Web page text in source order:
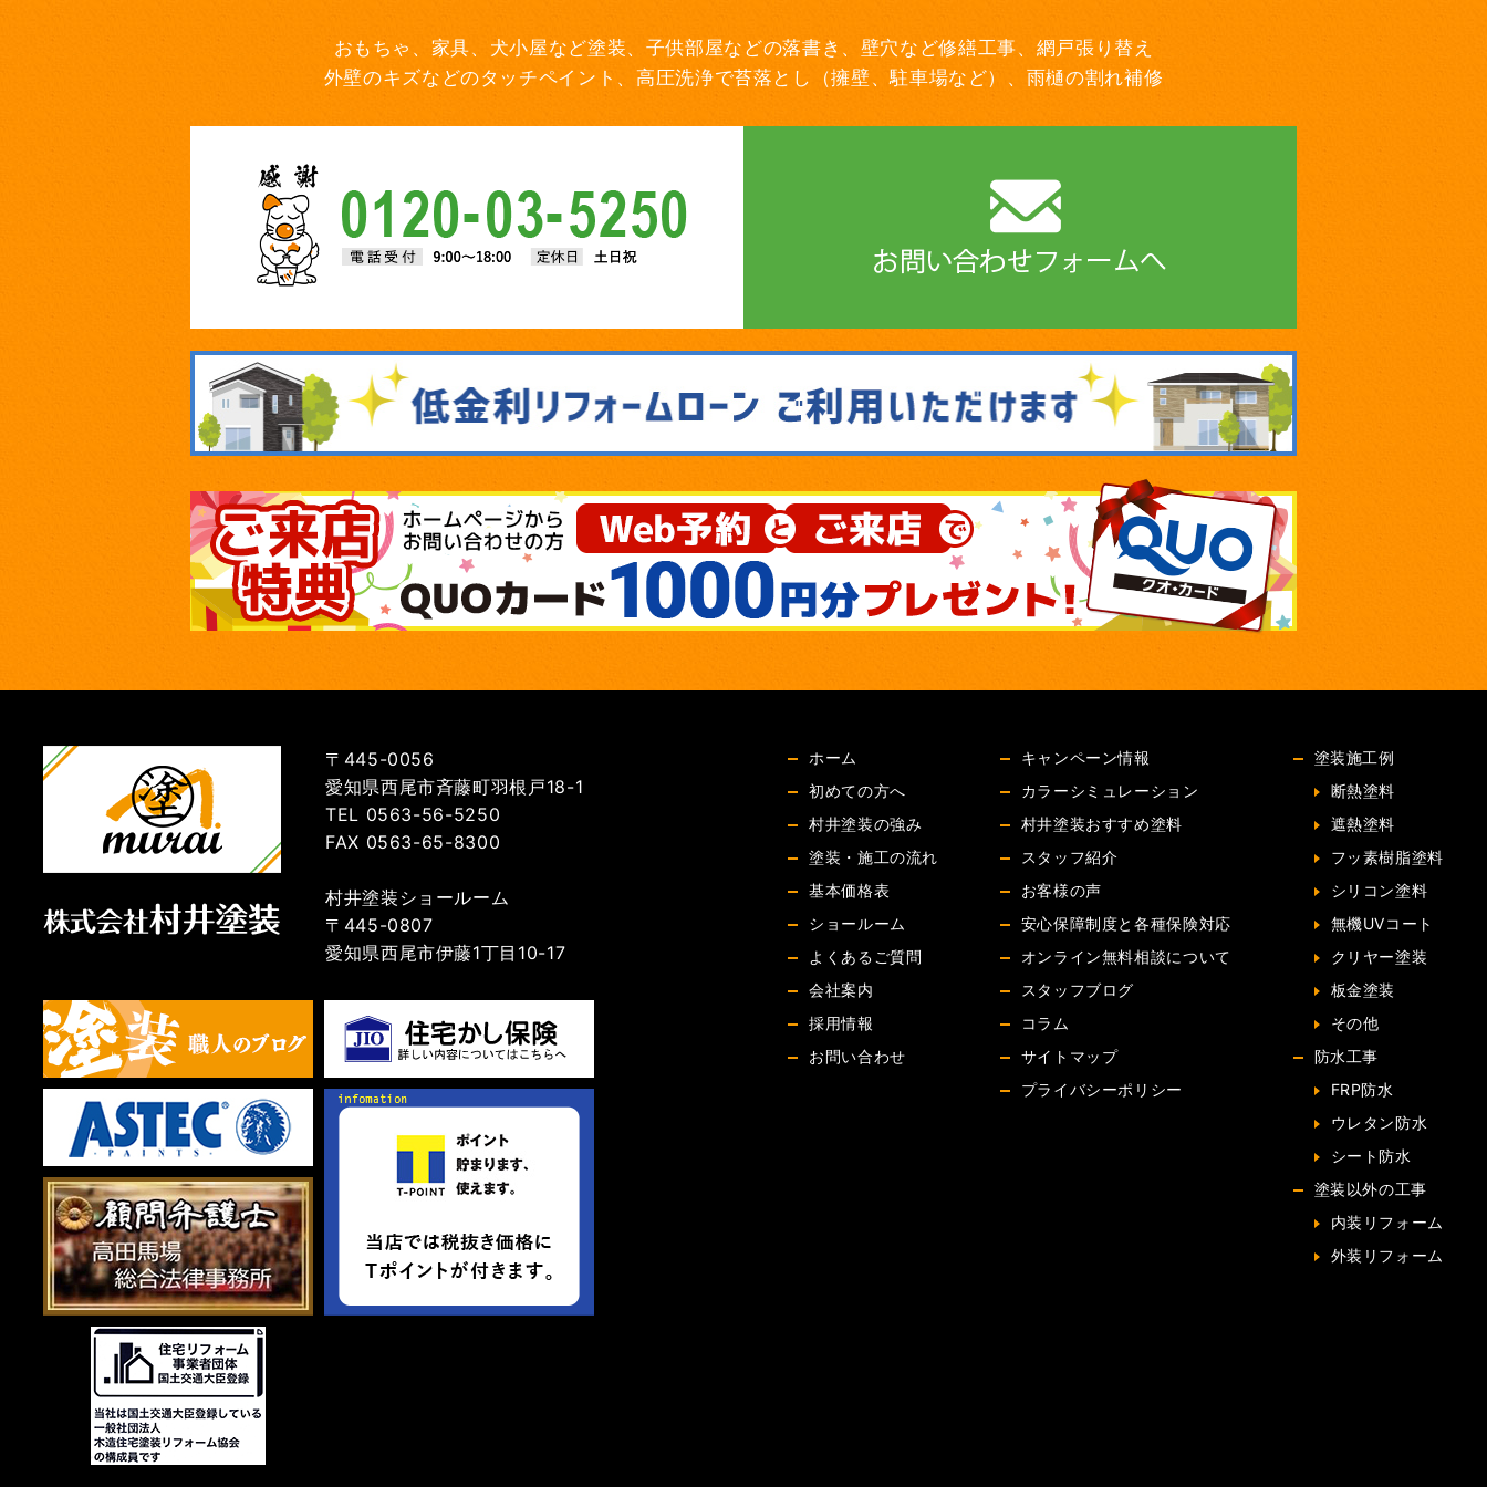
おもちゃ、家具、犬小屋など塗装、子供部屋などの落書き、壁穴など修繕工事、網戸張り替え
外壁のキズなどのタッチペイント、高圧洗浄で苔落とし（擁壁、駐車場など）、雨樋の割れ補修
〒445-0056
愛知県西尾市斉藤町羽根戸18-1
TEL 0563-56-5250
FAX 0563-65-8300
村井塗装ショールーム
〒445-0807
愛知県西尾市伊藤1丁目10-17
ホーム
初めての方へ
村井塗装の強み
塗装・施工の流れ
基本価格表
ショールーム
よくあるご質問
会社案内
採用情報
お問い合わせ
キャンペーン情報
カラーシミュレーション
村井塗装おすすめ塗料
スタッフ紹介
お客様の声
安心保障制度と各種保険対応
オンライン無料相談について
スタッフブログ
コラム
サイトマップ
プライバシーポリシー
塗装施工例
断熱塗料
遮熱塗料
フッ素樹脂塗料
シリコン塗料
無機UVコート
クリヤー塗装
板金塗装
その他
防水工事
FRP防水
ウレタン防水
シート防水
塗装以外の工事
内装リフォーム
外装リフォーム